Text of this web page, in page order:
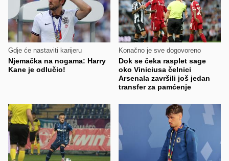
Gdje će nastaviti karijeru
Njemačka na nogama: Harry
Kane je odlučio!
Konačno je sve dogovoreno
Dok se čeka rasplet sage
oko Viniciusa čelnici
Arsenala završili još jedan
transfer za pamćenje